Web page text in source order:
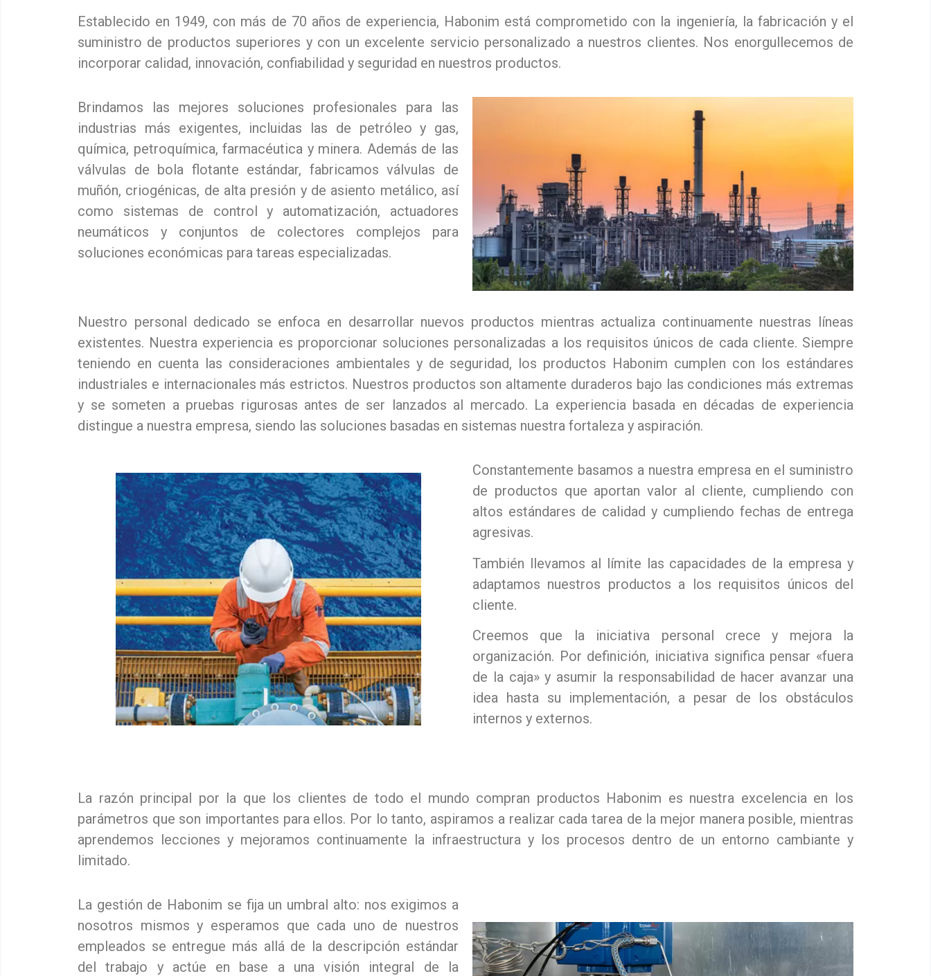
Establecido en 1949, con más de 70 años de experiencia, Habonim está comprometido con la ingeniería, la fabricación y el
suministro de productos superiores y con un excelente servicio personalizado a nuestros clientes. Nos enorgullecemos de
incorporar calidad, innovación, confiabilidad y seguridad en nuestros productos.
Brindamos las mejores soluciones profesionales para las
industrias más exigentes, incluidas las de petróleo y gas,
química, petroquímica, farmacéutica y minera. Además de las
válvulas de bola flotante estándar, fabricamos válvulas de
muñón, criogénicas, de alta presión y de asiento metálico, así
como sistemas de control y automatización, actuadores
neumáticos y conjuntos de colectores complejos para
soluciones económicas para tareas especializadas.
Nuestro personal dedicado se enfoca en desarrollar nuevos productos mientras actualiza continuamente nuestras líneas
existentes. Nuestra experiencia es proporcionar soluciones personalizadas a los requisitos únicos de cada cliente. Siempre
teniendo en cuenta las consideraciones ambientales y de seguridad, los productos Habonim cumplen con los estándares
industriales e internacionales más estrictos. Nuestros productos son altamente duraderos bajo las condiciones más extremas
y se someten a pruebas rigurosas antes de ser lanzados al mercado. La experiencia basada en décadas de experiencia
distingue a nuestra empresa, siendo las soluciones basadas en sistemas nuestra fortaleza y aspiración.
Constantemente basamos a nuestra empresa en el suministro
de productos que aportan valor al cliente, cumpliendo con
altos estándares de calidad y cumpliendo fechas de entrega
agresivas.
También llevamos al límite las capacidades de la empresa y
adaptamos nuestros productos a los requisitos únicos del
cliente.
Creemos que la iniciativa personal crece y mejora la
organización. Por definición, iniciativa significa pensar «fuera
de la caja» y asumir la responsabilidad de hacer avanzar una
idea hasta su implementación, a pesar de los obstáculos
internos y externos.
La razón principal por la que los clientes de todo el mundo compran productos Habonim es nuestra excelencia en los
parámetros que son importantes para ellos. Por lo tanto, aspiramos a realizar cada tarea de la mejor manera posible, mientras
aprendemos lecciones y mejoramos continuamente la infraestructura y los procesos dentro de un entorno cambiante y
limitado.
La gestión de Habonim se fija un umbral alto: nos exigimos a
nosotros mismos y esperamos que cada uno de nuestros
empleados se entregue más allá de la descripción estándar
del trabajo y actúe en base a una visión integral de la